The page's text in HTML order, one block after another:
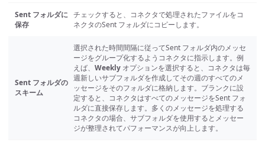
Sent フォルダに
保存
チェックすると、コネクタで処理されたファイルをコ
ネクタのSent フォルダにコピーします。
Sent フォルダの
スキーム
選択された時間間隔に従ってSent フォルダ内のメッセ
ージをグループ化するようコネクタに指示します。例
えば、 Weekly オプションを選択すると、コネクタは毎
週新しいサブフォルダを作成してその週のすべてのメ
ッセージをそのフォルダに格納します。ブランクに設
定すると、コネクタはすべてのメッセージをSent フォ
ルダに直接保存します。多くのメッセージを処理する
コネクタの場合、サブフォルダを使用するとメッセー
ジが整理されてパフォーマンスが向上します。